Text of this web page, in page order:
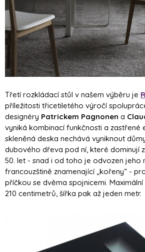
Třetí rozkládací stůl v našem výběru je
příležitosti třicetiletého výročí
designéry Patrickem Pagnonen a
vyniká kombinací funkčnosti a zastřené
skleněná deska nechává vyniknout
dubového dřeva pod ní, které dominují
50. let - snad i od toho je odvozen jeho
francouzštině znamenající „kořeny“ -
příčkou se dvěma spojnicemi.
210 centimetrů, šířka pak až jeden metr.